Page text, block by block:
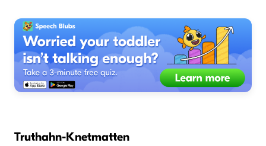
Truthahn-Knetmatten